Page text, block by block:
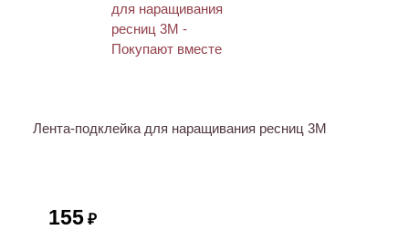
Лента-подклейка для наращивания ресниц 3M
155 ₽